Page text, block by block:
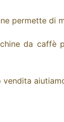
permette di
da caffè